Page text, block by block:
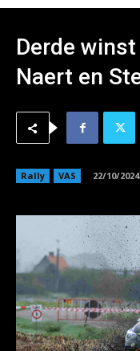
Derde
Naert en
Rally VAS 22/10/2024